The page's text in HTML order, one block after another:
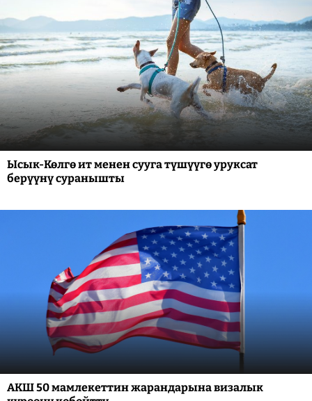
Ысык-Көлгө ит менен сууга түшүүгө уруксат
берүүнү суранышты
АКШ 50 мамлекеттин жарандарына визалык